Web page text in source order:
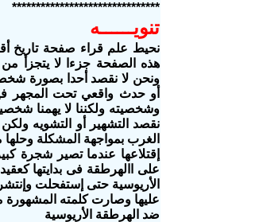
*******************************
تنويــــــه
نحيط علم قراء صفحة تاريخ
هذه الصفحة جزءا لا يتجزأ من
ونحن لا نقصد أحدا بصورة
أو حدث واقعي تحت المجهر
وشخصيته ولكننا لا يهمنا
نقصد التشهير أو التشويه
الغرب بمواجهة المشكلة
إقتلاعها عندما تصير شجرة
على االهرطقة فى بدايتها
الأريوسية حتى إستفحلت
عليها وصارت كلمته المشهورة
ضد الهرطقة الأريوسية